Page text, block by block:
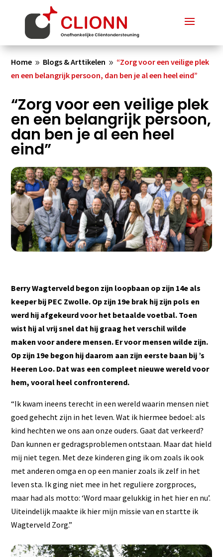
Home 9 Blogs & Arttikelen 9 “Zorg voor een veilige plek
en een belangrijk persoon, dan ben je al een heel eind”
“Zorg voor een veilige plek
en een belangrijk persoon,
dan ben je al een heel
eind”
Berry Wagterveld begon zijn loopbaan op zijn 14e als
keeper bij PEC Zwolle. Op zijn 19e brak hij zijn pols en
werd hij afgekeurd voor het betaalde voetbal. Toen
wist hij al vrij snel dat hij graag het verschil wilde
maken voor andere mensen. Er voor mensen wilde zijn.
Op zijn 19e begon hij daarom aan zijn eerste baan bij ’s
Heeren Loo. Dat was een compleet nieuwe wereld voor
hem, vooral heel confronterend.
“Ik kwam ineens terecht in een wereld waarin mensen niet
goed gehecht zijn in het leven. Wat ik hiermee bedoel: als
kind hechten we ons aan onze ouders. Gaat dat verkeerd?
Dan kunnen er gedragsproblemen ontstaan. Maar dat hield
mij niet tegen. Met deze kinderen ging ik om zoals ik ook
met anderen omga en op een manier zoals ik zelf in het
leven sta. Ik ging niet mee in het reguliere zorgproces,
maar had als motto: ‘Word maar gelukkig in het hier en nu’.
Uiteindelijk maakte ik hier mijn missie van en startte ik
Wagterveld Zorg.”